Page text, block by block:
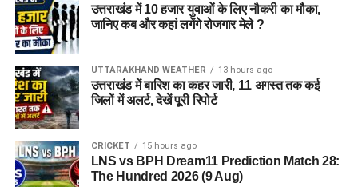
उत्तराखंड में 10 हजार युवाओं के लिए नौकरी का मौका,
जानिए कब और कहां लगेंगे रोजगार मेले ?
UTTARAKHAND WEATHER 13 hours ago
उत्तराखंड में बारिश का कहर जारी, 11 अगस्त तक कई
जिलों में अलर्ट, देखें पूरी रिपोर्ट
CRICKET 15 hours ago
LNS vs BPH Dream11 Prediction Match 28:
The Hundred 2026 (9 Aug)